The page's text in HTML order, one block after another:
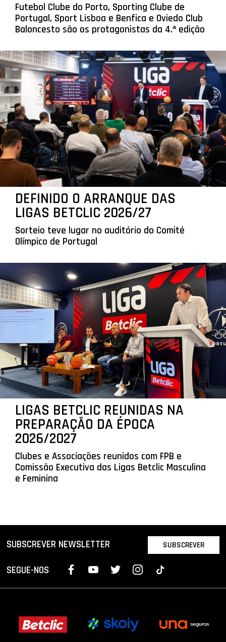
Futebol Clube do Porto, Sporting Clube de
Portugal, Sport Lisboa e Benfica e Oviedo Club
Baloncesto são os protagonistas da 4.ª edição
DEFINIDO O ARRANQUE DAS
LIGAS BETCLIC 2026/27
Sorteio teve lugar no auditório do Comité
Olímpico de Portugal
LIGAS BETCLIC REUNIDAS NA
PREPARAÇÃO DA ÉPOCA
2026/2027
Clubes e Associações reunidos com FPB e
Comissão Executiva das Ligas Betclic Masculina
e Feminina
SUBSCREVER NEWSLETTER SUBSCREVER
SEGUE-NOS